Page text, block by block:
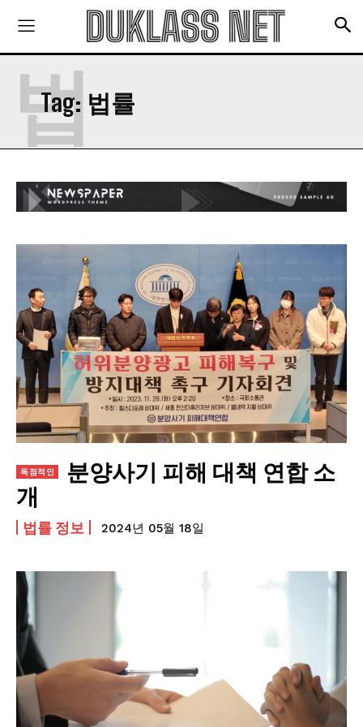
맛있는 쭈꾸미 요리와 맛집 추천
짜장면을 맛있게 먹는 방법! 맛집 추천
법률 정보
관리비 미납으로 경매 처분 위기에 처했을 때, 어
떻게 대처해야 할까?
발전기금이나 소송비용 모금에 돈을 보내면 정말
좋아질까?
DUKLASS NET
소개
이용약관
개인정보 취급방침
제휴문의
광고안내
연락하기
멤버십 신청
구독 신청
개인정보 취급정책 을 읽었으며 이에 동의합니다.
Tag: 법률
법
분양사기 피해 대책 연합 소
개
법률 정보 2024년 05월 18일